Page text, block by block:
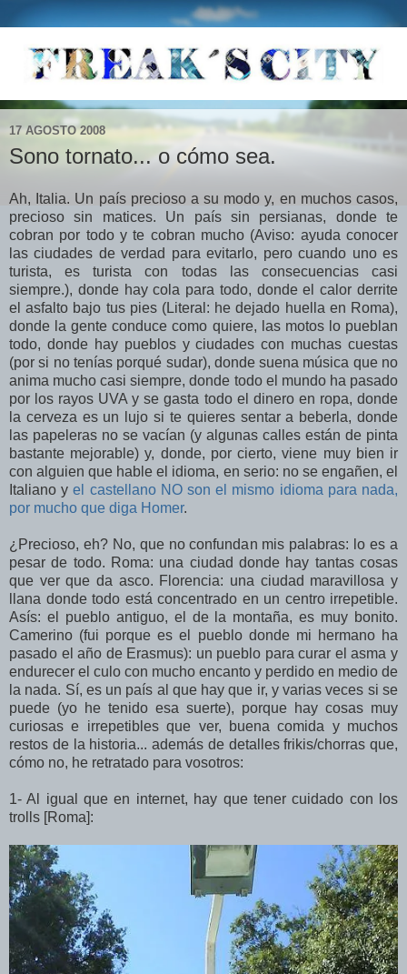
17 AGOSTO 2008
Sono tornato... o cómo sea.
Ah, Italia. Un país precioso a su modo y, en muchos casos,
precioso sin matices. Un país sin persianas, donde te
cobran por todo y te cobran mucho (Aviso: ayuda conocer
las ciudades de verdad para evitarlo, pero cuando uno es
turista, es turista con todas las consecuencias casi
siempre.), donde hay cola para todo, donde el calor derrite
el asfalto bajo tus pies (Literal: he dejado huella en Roma),
donde la gente conduce como quiere, las motos lo pueblan
todo, donde hay pueblos y ciudades con muchas cuestas
(por si no tenías porqué sudar), donde suena música que no
anima mucho casi siempre, donde todo el mundo ha pasado
por los rayos UVA y se gasta todo el dinero en ropa, donde
la cerveza es un lujo si te quieres sentar a beberla, donde
las papeleras no se vacían (y algunas calles están de pinta
bastante mejorable) y, donde, por cierto, viene muy bien ir
con alguien que hable el idioma, en serio: no se engañen, el
Italiano yel castellano NO son el mismo idioma para nada,
por mucho que diga Homer.
¿Precioso, eh? No, que no confundan mis palabras: lo es a
pesar de todo. Roma: una ciudad donde hay tantas cosas
que ver que da asco. Florencia: una ciudad maravillosa y
llana donde todo está concentrado en un centro irrepetible.
Asís: el pueblo antiguo, el de la montaña, es muy bonito.
Camerino (fui porque es el pueblo donde mi hermano ha
pasado el año de Erasmus): un pueblo para curar el asma y
endurecer el culo con mucho encanto y perdido en medio de
la nada. Sí, es un país al que hay que ir, y varias veces si se
puede (yo he tenido esa suerte), porque hay cosas muy
curiosas e irrepetibles que ver, buena comida y muchos
restos de la historia... además de detalles frikis/chorras que,
cómo no, he retratado para vosotros:
1- Al igual que en internet, hay que tener cuidado con los
trolls [Roma]: